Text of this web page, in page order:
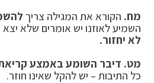
מח. הקורא את המגילה צריך
השמיע לאוזנו יש אומרים שלא
לא יחזור.
מט. דיבר השומע באמצע
כל התיבות – יש להקל שאינו חוזר.